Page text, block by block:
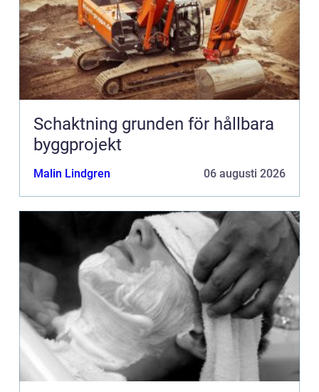
Schaktning grunden för hållbara
byggprojekt
Malin Lindgren 06 augusti 2026